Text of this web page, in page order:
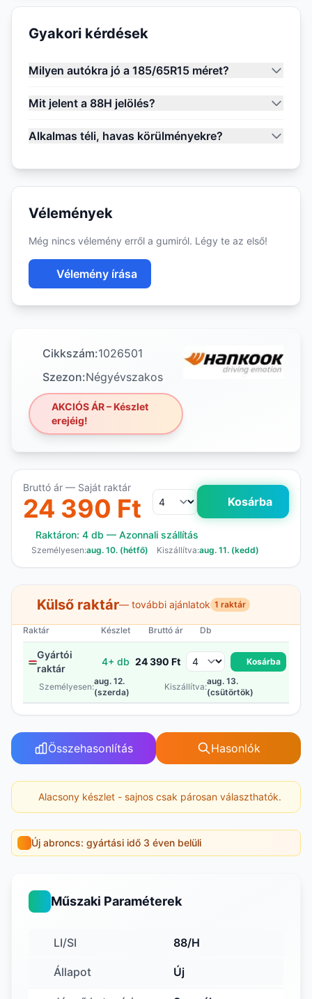
Gyakori kérdések
Milyen autókra jó a 185/65R15 méret?
Mit jelent a 88H jelölés?
Alkalmas téli, havas körülményekre?
Vélemények
Még nincs vélemény erről a gumiról. Légy te az első!
Vélemény írása
Cikkszám:1026501
Szezon:Négyévszakos
AKCIÓS ÁR – Készlet
erejéig!
Bruttó ár — Saját raktár
24 390 Ft Kosárba
Raktáron: 4 db — Azonnali szállítás
Személyesen:aug. 10. (hétfő) Kiszállítva:aug. 11. (kedd)
Külső raktár— további ajánlatok 1 raktár
Raktár Készlet Bruttó ár Db
Gyártói
raktár
4+ db 24 390 Ft Kosárba
Személyesen:
aug. 12.
(szerda)
Kiszállítva:
aug. 13.
(csütörtök)
Összehasonlítás Hasonlók
Alacsony készlet - sajnos csak párosan választhatók.
Új abroncs: gyártási idő 3 éven belüli
Műszaki Paraméterek
LI/SI 88/H
Állapot Új